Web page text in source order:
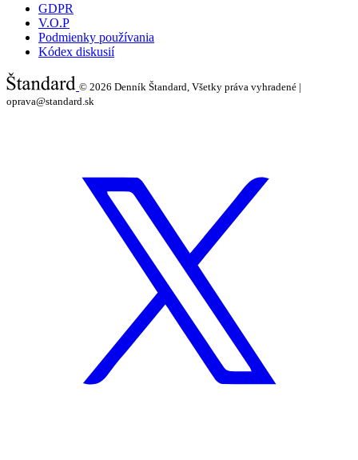
GDPR
V.O.P
Podmienky používania
Kódex diskusií
© 2026 Denník Štandard, Všetky práva vyhradené |
oprava@standard.sk